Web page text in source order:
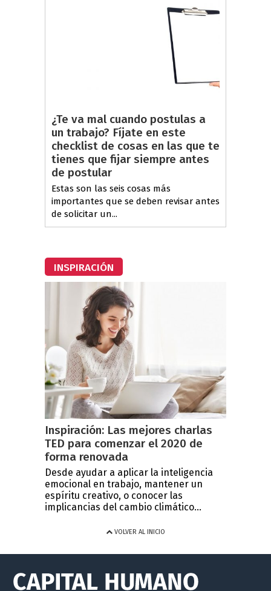
¿Te va mal cuando postulas a
un trabajo? Fíjate en este
checklist de cosas en las que te
tienes que fijar siempre antes
de postular
Estas son las seis cosas más
importantes que se deben revisar antes
de solicitar un...
INSPIRACIÓN
Inspiración: Las mejores charlas
TED para comenzar el 2020 de
forma renovada
Desde ayudar a aplicar la inteligencia
emocional en trabajo, mantener un
espíritu creativo, o conocer las
implicancias del cambio climático...
VOLVER AL INICIO